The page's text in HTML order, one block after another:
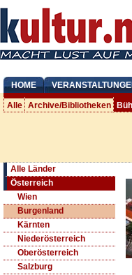
HOME
Alle Archive/Bibliotheken
Alle Länder
Österreich
Wien
Burgenland
Kärnten
Niederösterreich
Oberösterreich
Salzburg